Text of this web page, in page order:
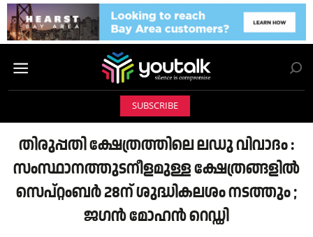
SUBSCRIBE
തിരുപ്പതി ക്ഷേത്രത്തിലെ ലഡു വിവാദം :
സംസ്ഥാനത്തുടനീളമുള്ള ക്ഷേത്രങ്ങളിൽ
സെപ്റ്റംബര്‍ 28ന് ശുദ്ധികലശം നടത്തും ;
ജഗൻ മോഹൻ റെഡ്ഡി